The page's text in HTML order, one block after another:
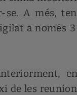
se. A més,
a només
de les